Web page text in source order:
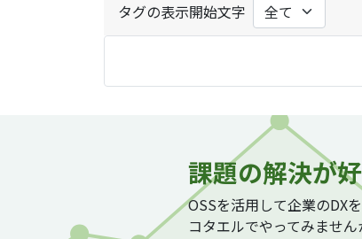
タグの表示開始文字
課題の解決が
OSSを活用して企業のDX
コタエルでやってみません